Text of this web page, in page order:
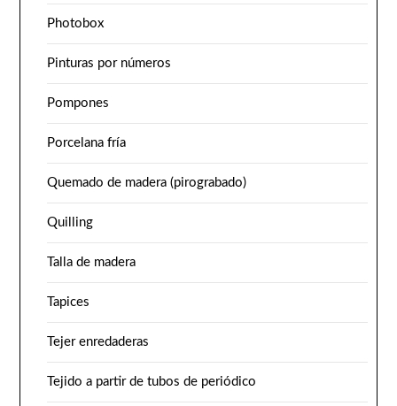
Photobox
Pinturas por números
Pompones
Porcelana fría
Quemado de madera (pirograbado)
Quilling
Talla de madera
Tapices
Tejer enredaderas
Tejido a partir de tubos de periódico